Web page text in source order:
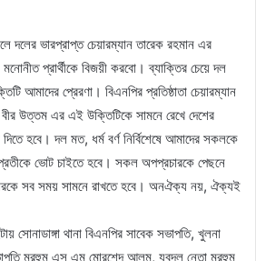
দলের ভারপ্রাপ্ত চেয়ারম্যান তারেক রহমান এর
মনোনীত প্রার্থীকে বিজয়ী করবো। ব্যাক্তির চেয়ে দল
আমাদের প্রেরণা। বিএনপির প্রতিষ্ঠাতা চেয়ারম্যান
বীর উত্তম এর এই উক্তিটিকে সামনে রেখে দেশের
হবে। দল মত, ধর্ম বর্ণ নির্বিশেষে আমাদের সকলকে
ভোট চাইতে হবে। সকল অপপ্রচারকে পেছনে
সব সময় সামনে রাখতে হবে। অনঐক্য নয়, ঐক্যই
সোনাডাঙ্গা থানা বিএনপির সাবেক সভাপতি, খুলনা
মরহুম এস এম মোরশেদ আলম, যুবদল নেতা মরহুম